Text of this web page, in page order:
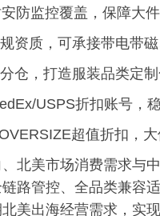
防监控覆盖，保障大
资质，可承接带电带
仓，打造服装品类定制
USPS折扣账号，
超值折扣，
北美市场消费需求与
路管控、全品类兼容
美出海经营需求，实